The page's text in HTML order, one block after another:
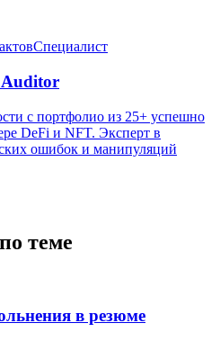
Специалист
с портфолио из 25+ успешно
DeFi и NFT. Эксперт в
ошибок и манипуляций
теме
в резюме